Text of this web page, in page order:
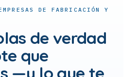
DE FABRICACIÓN Y
de verdad
que
—y lo que te